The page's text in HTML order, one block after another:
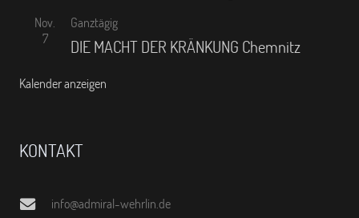
Nov.
7
Ganztägig
DIE MACHT DER KRÄNKUNG Chemnitz
Kalender anzeigen
KONTAKT
info@admiral-wehrlin.de